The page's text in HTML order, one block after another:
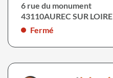
6 rue du monument
43110AUREC SUR LOIRE
Fermé